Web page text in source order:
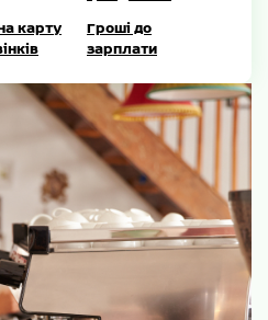
карту
Гроші до
зарплати